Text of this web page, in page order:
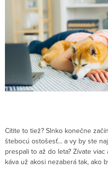
Cítite to tiež? Slnko konečne
štebocú ostošesť... a vy by ste
prespali to až do leta? Zívate
káva už akosi nezaberá tak, ako